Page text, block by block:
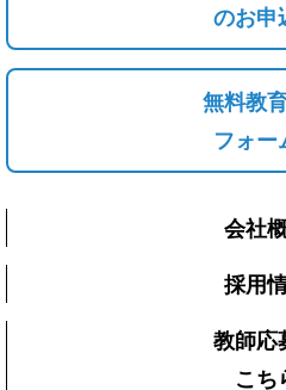
のお申
無料教
フォー
会社
採用
教師応
こち